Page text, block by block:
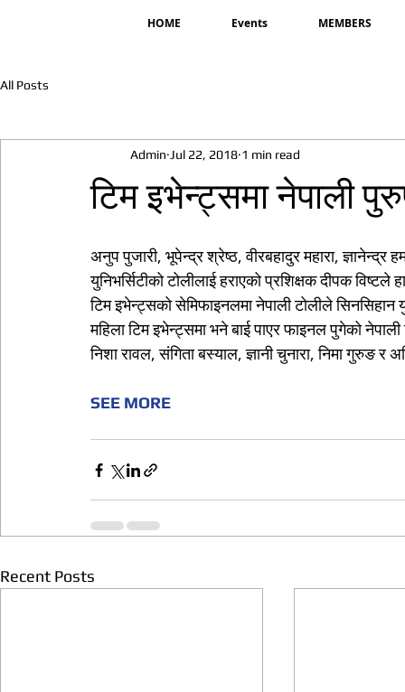
HOME Events MEMBERS
All Posts
टिम इभेन्ट्समा नेपाली
Admin Jul 22, 2018 1 min read
अनुप पुजारी, भूपेन्द्र श्रेष्ठ, वीरबहादुर महारा,
युनिभर्सिटीको टोलीलाई हराएको प्रशिक्षक दीपक
टिम इभेन्ट्सको सेमिफाइनलमा नेपाली टोलीले सिनसिहान
महिला टिम इभेन्ट्समा भने बाई पाएर फाइनल पुगेको
निशा रावल, संगिता बस्याल, ज्ञानी चुनारा, निमा गुरुङ
SEE MORE
Recent Posts